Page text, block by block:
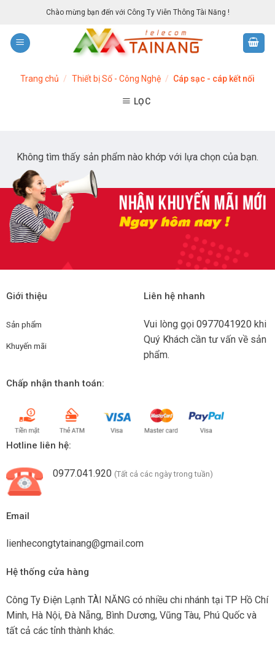
content
Chào mừng bạn đến với Công Ty Viễn Thông Tài Năng !
Trang chủ / Thiết bị Số - Công Nghệ / Cáp sạc - cáp kết nối
LỌC
Không tìm thấy sản phẩm nào khớp với lựa chọn của bạn.
Giới thiệu
Sản phẩm
Khuyến mãi
Liên hệ nhanh
Vui lòng gọi 0977041920khi
Quý Khách cần tư vấn về sản
phẩm.
Chấp nhận thanh toán:
Hotline liên hệ:
0977.041.920 (Tất cả các ngày trong tuần)
Email
lienhecongtytainang@gmail.com
Hệ thống cửa hàng
Công Ty Điện Lạnh TÀI NĂNG có nhiều chi nhánh tại TP Hồ Chí
Minh, Hà Nội, Đà Nẵng, Bình Dương, Vũng Tàu, Phú Quốc và
tất cả các tỉnh thành khác.